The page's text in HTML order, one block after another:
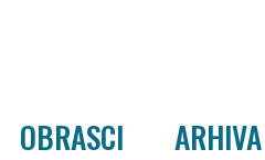
OBRASCI ARHIVA